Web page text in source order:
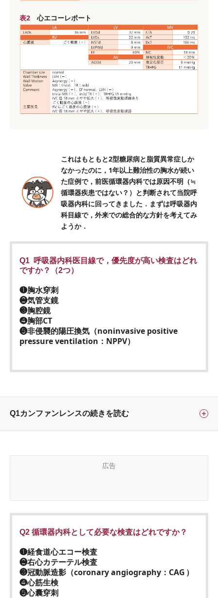
表2 心エコーレポート
これはもともと2型糖尿病と脂質異常症しか
なかったのに，1年以上難治性の胸水が続い
た症例で，前医循環器内科では原因不明（≒
循環器疾患ではない？）と判断されて当院呼
吸器内科に回ってきました．まずは呼吸器内
科目線で，外来での総合的な方針を考えてみ
ようか．
Q1 呼吸器内科医目線で，優先度が高い検査はどれ
ですか？（2つ）
❶胸水穿刺
❷気管支鏡
❸胸腔鏡
❹胸部CT
❺非侵襲的陽圧換気（noninvasive positive
pressure ventilation：NPPV）
Q1カンファンレンスの続きを読む
広告
Q2 循環器内科として必要な検査はどれですか？
❶経食道心エコー検査
❷右心カテーテル検査
❸冠動脈造影（coronary angiography：CAG ）
❹心筋生検
❺心囊穿刺